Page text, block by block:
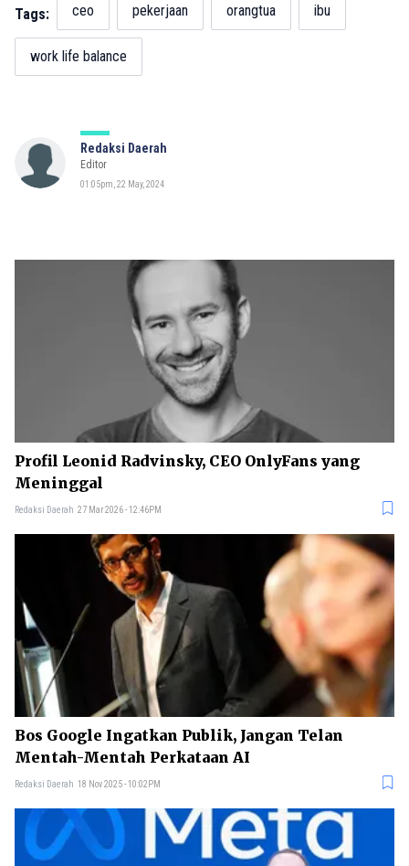
Tags: ceo pekerjaan orangtua ibu
work life balance
Redaksi Daerah
Editor
01:05pm, 22 May, 2024
Profil Leonid Radvinsky, CEO OnlyFans yang
Meninggal
Redaksi Daerah 27 Mar 2026 - 12:46PM
Bos Google Ingatkan Publik, Jangan Telan
Mentah-Mentah Perkataan AI
Redaksi Daerah 18 Nov 2025 - 10:02PM